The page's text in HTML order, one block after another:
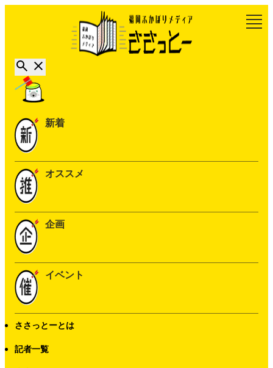
新着
オススメ
企画
イベント
ささっとーとは
記者一覧